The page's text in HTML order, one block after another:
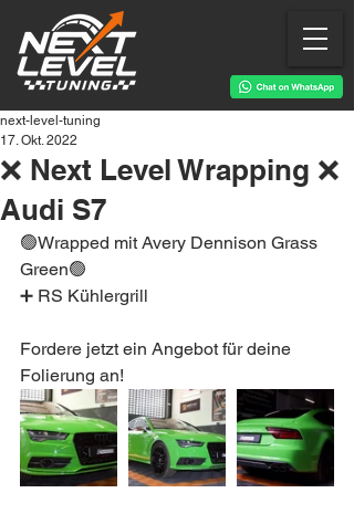
❌ Next Level Wrapping ❌
Audi S7
next-level-tuning
17. Okt. 2022
🟢Wrapped mit Avery Dennison Grass
Green🟢
➕ RS Kühlergrill
Fordere jetzt ein Angebot für deine
Folierung an!